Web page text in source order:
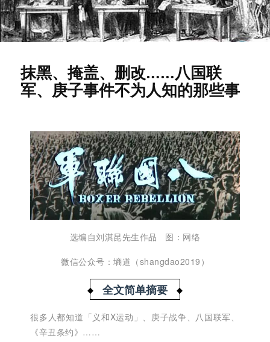
抹黑、掩盖、删改……八国联
军、庚子事件不为人知的那些事
选编自刘淇昆先生作品 图：网络
微信公众号：墒道（shangdao2019）
全文简单摘要
很多人都知道「义和X运动」、庚子战争、八国联军、
《辛丑条约》……